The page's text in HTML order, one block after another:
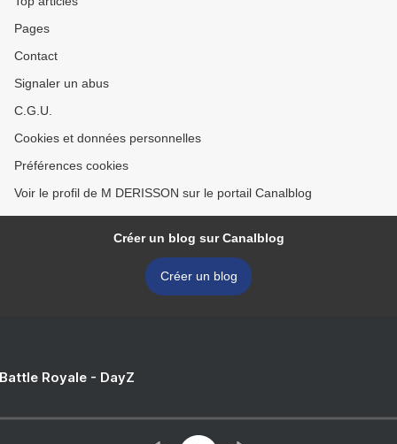
Pages
Contact
Signaler un abus
C.G.U.
Cookies et données personnelles
Préférences cookies
Voir le profil de M DERISSON sur le portail Canalblog
Créer un blog sur Canalblog
Créer un blog
Royale - DayZ